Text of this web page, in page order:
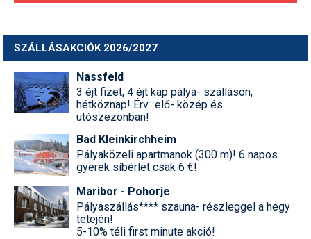
SZÁLLÁSAKCIÓK 2026/2027
Nassfeld
3 éjt fizet, 4 éjt kap pálya- szálláson,
hétköznap! Érv.: elő- közép és
utószezonban!
Bad Kleinkirchheim
Pályaközeli apartmanok (300 m)! 6 napos
gyerek síbérlet csak 6 €!
Maribor - Pohorje
Pályaszállás**** szauna- részleggel a hegy
tetején!
5-10% téli first minute akció!